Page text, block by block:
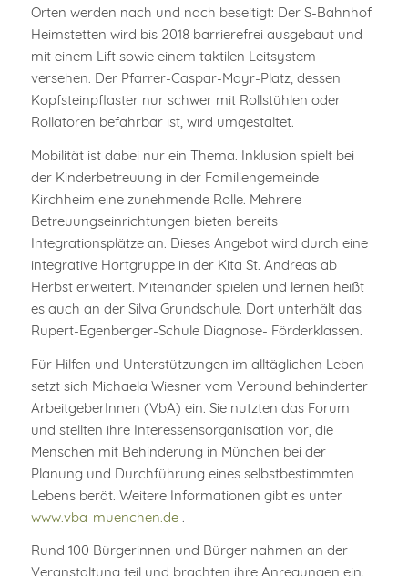
Orten werden nach und nach beseitigt: Der S-Bahnhof
Heimstetten wird bis 2018 barrierefrei ausgebaut und
mit einem Lift sowie einem taktilen Leitsystem
versehen. Der Pfarrer-Caspar-Mayr-Platz, dessen
Kopfsteinpflaster nur schwer mit Rollstühlen oder
Rollatoren befahrbar ist, wird umgestaltet.
Mobilität ist dabei nur ein Thema. Inklusion spielt bei
der Kinderbetreuung in der Familiengemeinde
Kirchheim eine zunehmende Rolle. Mehrere
Betreuungseinrichtungen bieten bereits
Integrationsplätze an. Dieses Angebot wird durch eine
integrative Hortgruppe in der Kita St. Andreas ab
Herbst erweitert. Miteinander spielen und lernen heißt
es auch an der Silva Grundschule. Dort unterhält das
Rupert-Egenberger-Schule Diagnose- Förderklassen.
Für Hilfen und Unterstützungen im alltäglichen Leben
setzt sich Michaela Wiesner vom Verbund behinderter
ArbeitgeberInnen (VbA) ein. Sie nutzten das Forum
und stellten ihre Interessensorganisation vor, die
Menschen mit Behinderung in München bei der
Planung und Durchführung eines selbstbestimmten
Lebens berät. Weitere Informationen gibt es unter
www.vba-muenchen.de.
Rund 100 Bürgerinnen und Bürger nahmen an der
Veranstaltung teil und brachten ihre Anregungen ein.